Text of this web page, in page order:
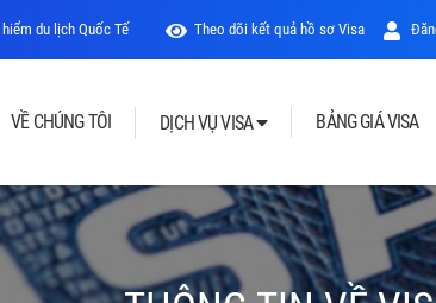
hiểm du lịch Quốc Tế Theo dõi kết quả hồ sơ Visa
VỀ CHÚNG TÔI DỊCH VỤ VISA BẢNG GIÁ VISA